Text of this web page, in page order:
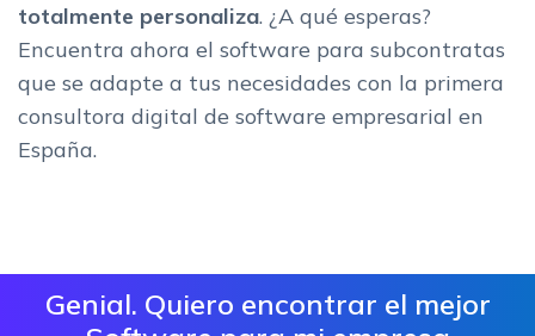
totalmente personaliza. ¿A qué esperas?
Encuentra ahora el software para subcontratas
que se adapte a tus necesidades con la primera
consultora digital de software empresarial en
España.
Genial. Quiero encontrar el mejor